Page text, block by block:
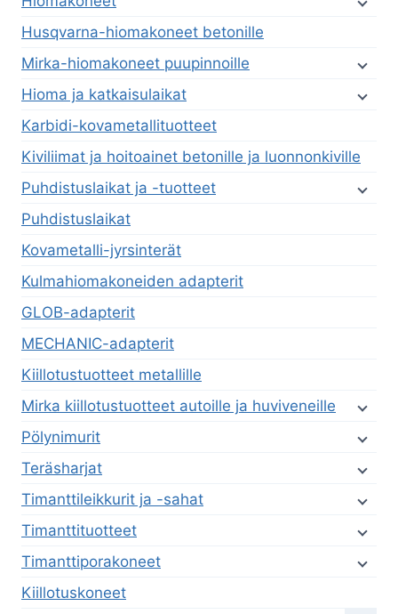
Husqvarna-hiomakoneet betonille
Mirka-hiomakoneet puupinnoille
Hioma ja katkaisulaikat
Karbidi-kovametallituotteet
Kiviliimat ja hoitoainet betonille ja luonnonkiville
Puhdistuslaikat ja -tuotteet
Puhdistuslaikat
Kovametalli-jyrsinterät
Kulmahiomakoneiden adapterit
GLOB-adapterit
MECHANIC-adapterit
Kiillotustuotteet metallille
Mirka kiillotustuotteet autoille ja huviveneille
Pölynimurit
Teräsharjat
Timanttileikkurit ja -sahat
Timanttituotteet
Timanttiporakoneet
Kiillotuskoneet